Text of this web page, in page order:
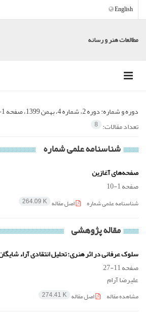
English
مطالعات هنر و رسانه
دوره و شماره:دوره 2، شماره 4، بهمن 1399، صفحه 1-194
تعداد مقالات:
8
شناسنامه علمی شماره
صفحه‌های آغازین
صفحه1-10
شناسنامه علمی شماره اصل مقاله 264.09 K
مقاله پژوهشی
سلوک عرفانی در اثر هنری؛ تحلیل انتقادی آراء
صفحه11-27
علیرضا آرام
مشاهده مقاله اصل مقاله 274.41 K